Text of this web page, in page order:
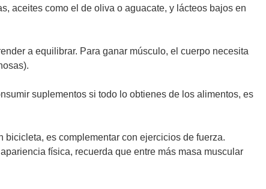
aceites como el de oliva o aguacate, y lácteos bajos en
a equilibrar. Para ganar músculo, el cuerpo necesita
suplementos si todo lo obtienes de los alimentos, es
es complementar con ejercicios de fuerza.
física, recuerda que entre más masa muscular